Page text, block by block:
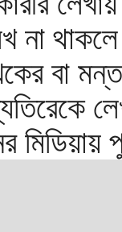
না
বা
মিডিয়ায়